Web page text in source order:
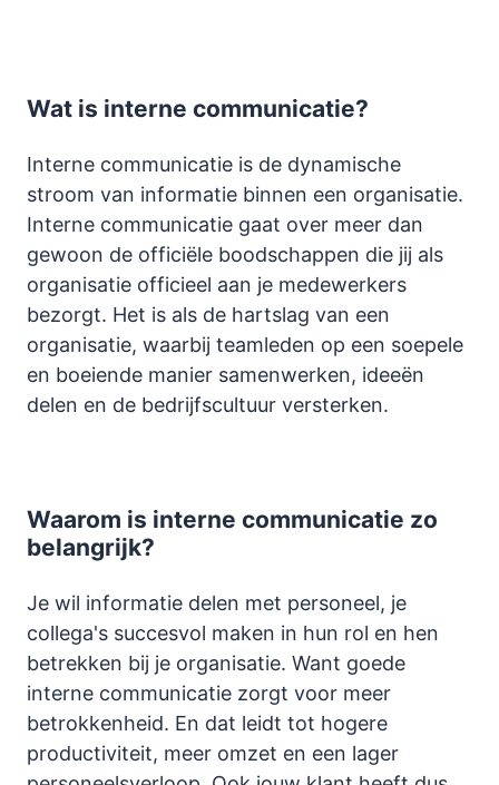
Wat is interne communicatie?
Interne communicatie is de dynamische
stroom van informatie binnen een organisatie.
Interne communicatie gaat over meer dan
gewoon de officiële boodschappen die jij als
organisatie officieel aan je medewerkers
bezorgt. Het is als de hartslag van een
organisatie, waarbij teamleden op een soepele
en boeiende manier samenwerken, ideeën
delen en de bedrijfscultuur versterken.
Waarom is interne communicatie zo
belangrijk?
Je wil informatie delen met personeel, je
collega's succesvol maken in hun rol en hen
betrekken bij je organisatie. Want goede
interne communicatie zorgt voor meer
betrokkenheid. En dat leidt tot hogere
productiviteit, meer omzet en een lager